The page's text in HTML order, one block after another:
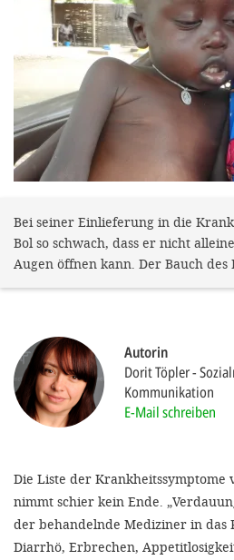
Bei seiner Einlieferung in die
Bol so schwach, dass er nicht
Augen öffnen kann. Der Bauch des
Autorin
Dorit Töpler
Kommunikation
E-Mail schreiben
Die Liste der Krankheitssymptome
nimmt schier kein Ende.
der behandelnde Mediziner in das
Diarrhö, Erbrechen,